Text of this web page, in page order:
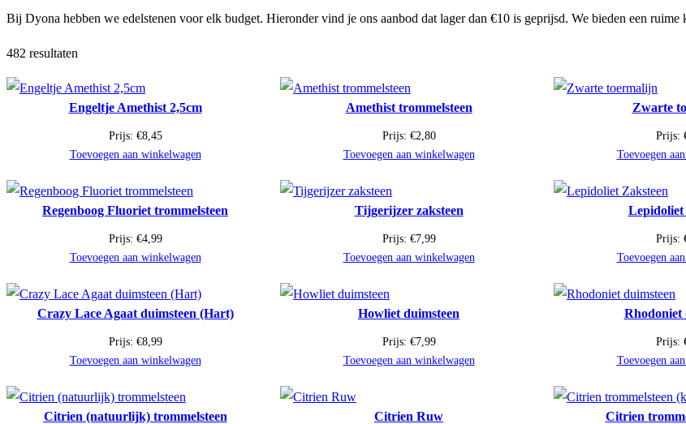
Bij Dyona hebben we edelstenen voor elk budget. Hieronder vind je ons aanbod dat lager dan €10 is geprijsd. We bieden een ruime
482 resultaten
Engeltje Amethist 2,5cm
Prijs: €8,45
Toevoegen aan winkelwagen
Amethist trommelsteen
Prijs: €2,80
Toevoegen aan winkelwagen
Zwarte
Prijs:
Toevoegen
Regenboog Fluoriet trommelsteen
Prijs: €4,99
Toevoegen aan winkelwagen
Tijgerijzer zaksteen
Prijs: €7,99
Toevoegen aan winkelwagen
Lepidoliet
Prijs:
Toevoegen
Crazy Lace Agaat duimsteen (Hart)
Prijs: €8,99
Toevoegen aan winkelwagen
Howliet duimsteen
Prijs: €7,99
Toevoegen aan winkelwagen
Rhodoniet
Prijs:
Toevoegen
Citrien (natuurlijk) trommelsteen Citrien Ruw Citrien